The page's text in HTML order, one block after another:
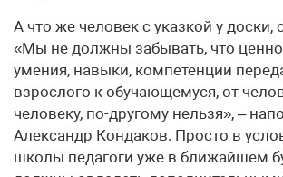
А что же человек с указкой у доски,
«Мы не должны забывать, что
умения, навыки, компетенции
взрослого к обучающемуся, от
человеку, по-другому нельзя», –
Александр Кондаков. Просто в
школы педагоги уже в ближайшем